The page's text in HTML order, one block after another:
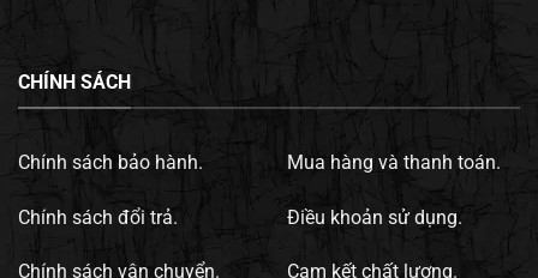
CHÍNH SÁCH
Chính sách bảo hành.
Chính sách đổi trả.
Chính sách vận chuyển.
Mua hàng và thanh toán.
Điều khoản sử dụng.
Cam kết chất lượng.